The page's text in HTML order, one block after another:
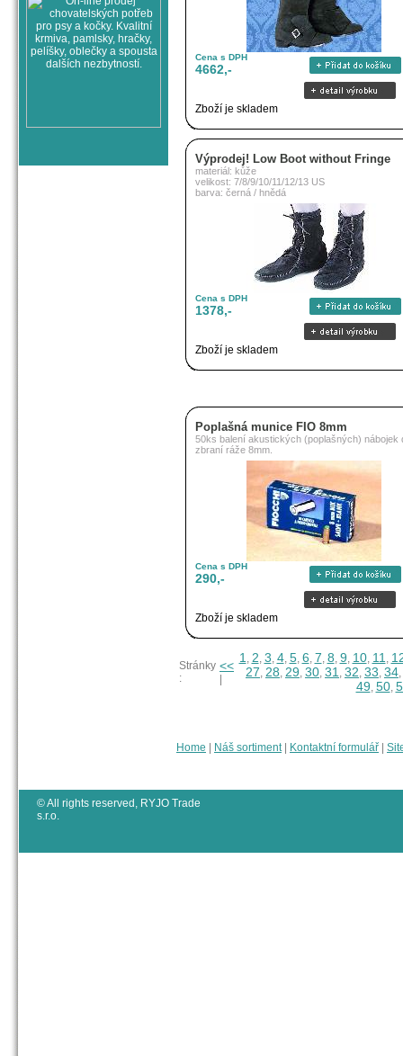
Cena s DPH
4662,-
Zboží je skladem
Výprodej! Low Boot without Fringe
materiál: kůže
velikost: 7/8/9/10/11/12/13 US
barva: černá / hnědá
Cena s DPH
1378,-
Zboží je skladem
Poplašná munice FIO 8mm
50ks balení akustických (poplašných) nábojek
zbraní ráže 8mm.
Cena s DPH
290,-
Zboží je skladem
Stránky
:
<<
1, 2, 3, 4, 5, 6, 7, 8, 9, 10, 11,
27, 28, 29, 30, 31 , 32, 33, 34,
49, 50,
Home Náš sortiment| Kontaktní formulář
© All rights reserved, RYJO Trade
s.r.o.